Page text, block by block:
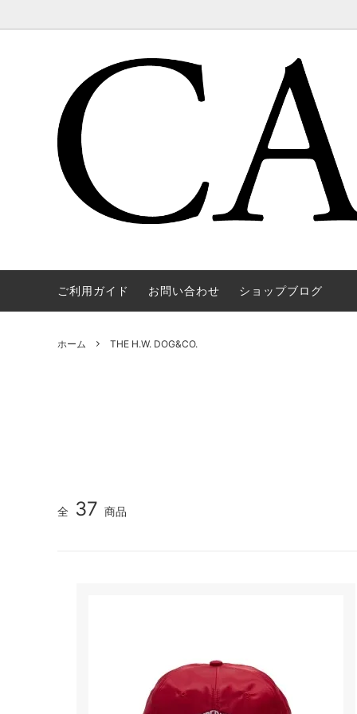
WAREHOUSE & CO. OOE
OUTER TOPS
ご利用ガイド お問い合わせ ショップブログ
ホーム THE H.W. DOG&CO.
全 37 商品